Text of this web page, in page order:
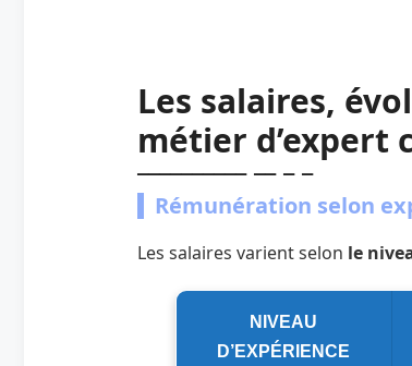
Les salaires,
métier d’expert
Rémunération selon
Les salaires varient selon le
NIVEAU
D’EXPÉRIENCE